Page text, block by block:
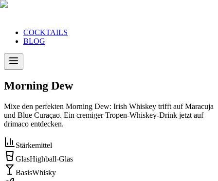
COCKTAILS
BLOG
Morning Dew
Mixe den perfekten Morning Dew: Irish Whiskey trifft auf Maracuja
und Blue Curaçao. Ein cremiger Tropen-Whiskey-Drink jetzt auf
drimaco entdecken.
Stärkemittel
GlasHighball-Glas
BasisWhisky